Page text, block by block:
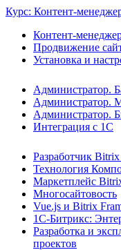
Курс: Контент-
Контент-
Продвижение
Установка и
Администратор.
Администратор.
Администратор.
Интеграция с 1С
Разработчик
Технология
Маркетплейс
Многосайтовость
Vue.js и Bitrix
1С-Битрикс:
Разработка и
проектов